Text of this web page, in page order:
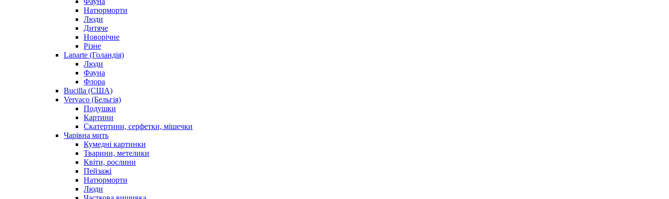
Натюрморти
Люди
Дитяче
Новорічне
Різне
Lanarte (Голандія)
Люди
Фауна
Флора
Bucilla (США)
Vervaco (Бельгія)
Подушки
Картини
Скатертини, серфетки, мішечки
Чарiвна мить
Кумедні картинки
Тварини, метелики
Квіти, рослини
Пейзажі
Натюрморти
Люди